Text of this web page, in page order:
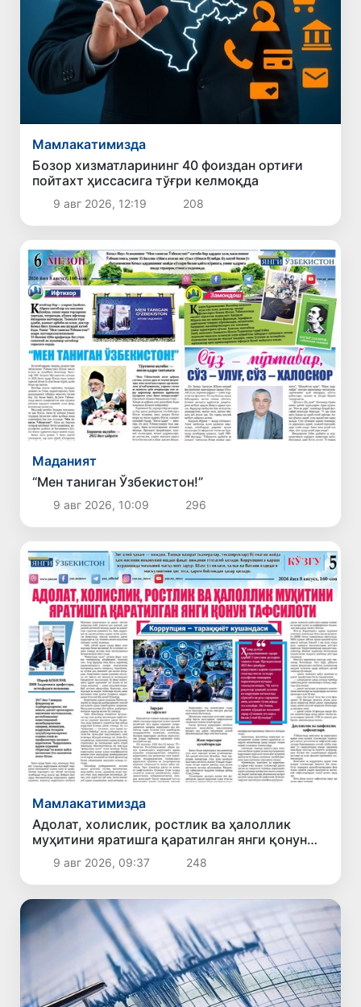
Мамлакатимизда
Бозор хизматларининг 40 фоиздан ортиғи
пойтахт ҳиссасига тўғри келмоқда
9 авг 2026, 12:19 208
Маданият
“Мен таниган Ўзбекистон!”
9 авг 2026, 10:09 296
Мамлакатимизда
Адолат, холислик, ростлик ва ҳалоллик
муҳитини яратишга қаратилган янги қонун
тафсилоти
9 авг 2026, 09:37 248